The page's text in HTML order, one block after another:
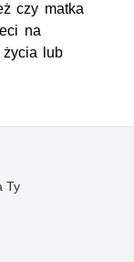
czy matka
na
życia lub
Ty